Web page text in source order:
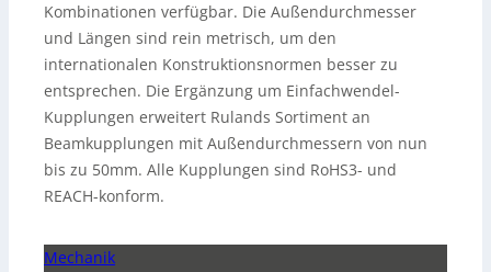
Kombinationen verfügbar. Die Außendurchmesser
und Längen sind rein metrisch, um den
internationalen Konstruktionsnormen besser zu
entsprechen. Die Ergänzung um Einfachwendel-
Kupplungen erweitert Rulands Sortiment an
Beamkupplungen mit Außendurchmessern von nun
bis zu 50mm. Alle Kupplungen sind RoHS3- und
REACH-konform.
Mechanik